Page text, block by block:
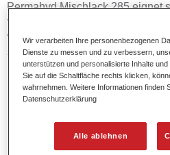
Permahyd Mischlack 285 eignet
von Permahyd Perlmutt
wasserverdünnbaren
speziellen PU-
Effektlackierungen.
Produktmerkmale
1,5 Spritzgängen.
Bietet ein gutes
Wir verarbeiten Ihre personenbezogenen
Dienste zu messen und zu verbessern,
unterstützen und personalisierte Inhalte
Sie auf die Schaltfläche rechts klicken,
wahrnehmen. Weitere Informationen finden
Datenschutzerklärung
Alle ablehnen